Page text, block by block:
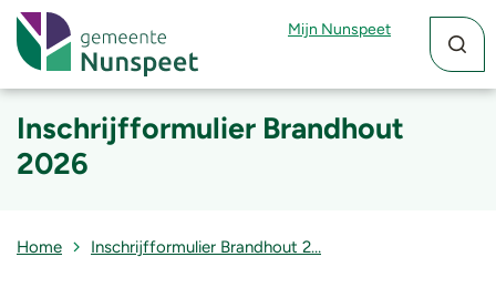
Mijn Nunspeet
Inschrijfformulier Brandhout
2026
Home Inschrijfformulier Brandhout 2…